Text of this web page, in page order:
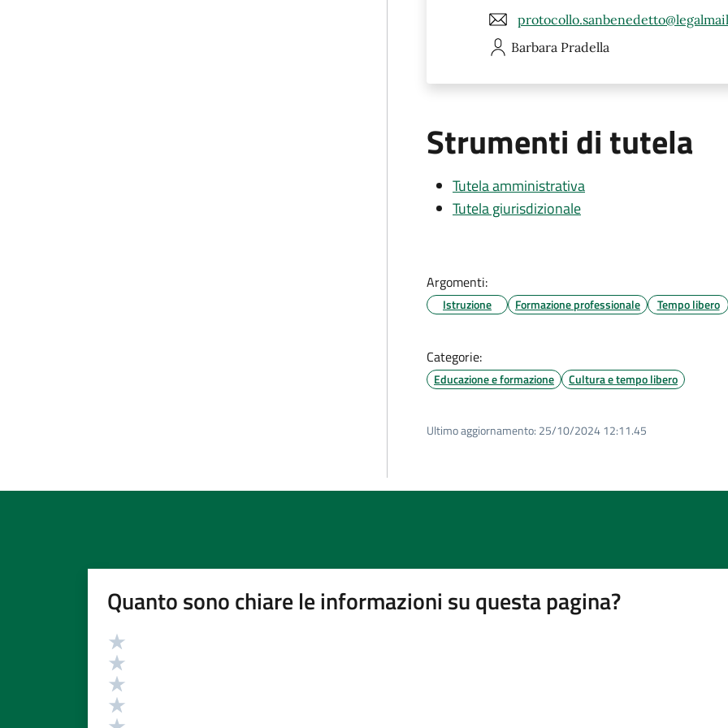
Barbara Pradella
Strumenti di tutela
Tutela amministrativa
Tutela giurisdizionale
Argomenti:
Istruzione Formazione professionale Tempo libero
Categorie:
Educazione e formazione Cultura e tempo libero
Ultimo aggiornamento: 25/10/2024 12:11.45
Quanto sono chiare le informazioni su questa pagina?
Valutazione